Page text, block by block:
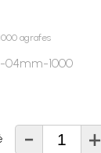
agrafes
04mm-1000
- +